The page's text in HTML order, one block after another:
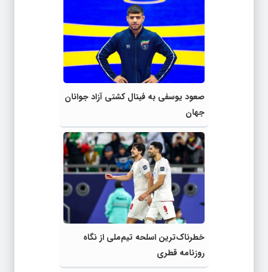
صعود یوسفی به فینال کشتی آزاد جوانان
جهان
خطرناک‌ترین اسلحه تیم‌ملی از نگاه
روزنامه قطری